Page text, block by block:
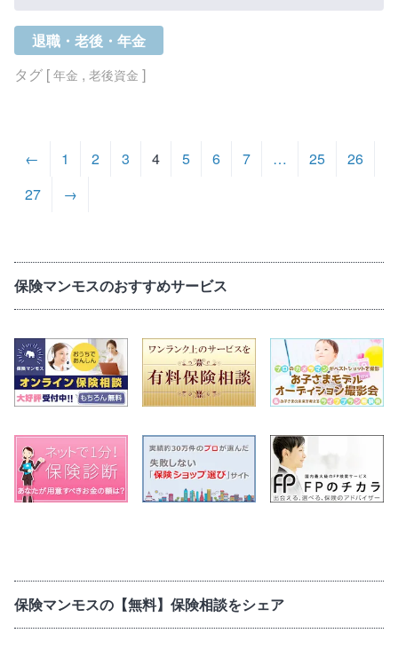
退職・老後・年金
タグ [ 年金 , 老後資金 ]
← 1 2 3 4 5 6 7 … 25
26
27
→
保険マンモスのおすすめサービス
保険マンモスの【無料】保険相談をシェア